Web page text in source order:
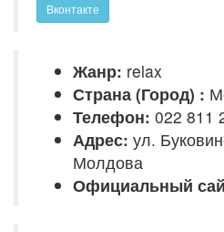
Вконтакте
Жанр: relax
Страна (Город) :
Телефон: 022 811
Адрес: ул.
Молдова
Официальный